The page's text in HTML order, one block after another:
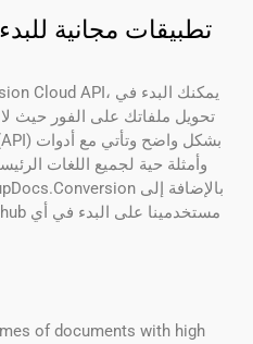
تطبيقات مجانية
تحويل ملفاتك على الفور حيث
of documents with high